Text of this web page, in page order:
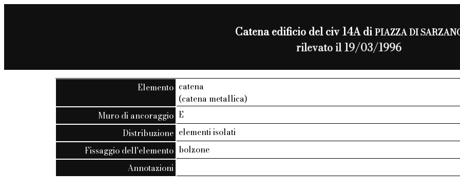
Catena edificio del civ 14A diPIAZZA DI
rilevato il 19/03/1996
Elemento catena
(catena metallica)
Muro di ancoraggio E
Distribuzione elementi isolati
Fissaggio dell'elemento bolzone
Annotazioni